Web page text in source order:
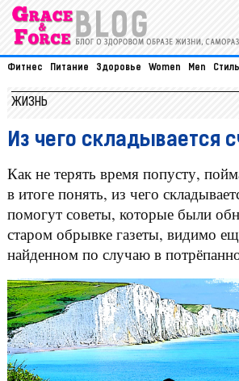
Фитнес Питание Здоровье Women Men
ЖИЗНЬ
Из чего складывается
Как не терять время попусту,
в итоге понять, из чего
помогут советы, которые были
старом обрывке газеты, видимо
найденном по случаю в